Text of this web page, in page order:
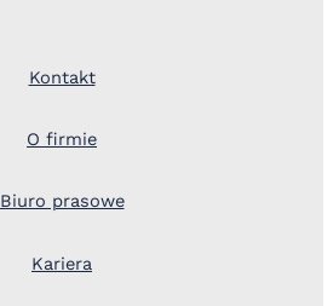
Kontakt
O firmie
Biuro prasowe
Kariera